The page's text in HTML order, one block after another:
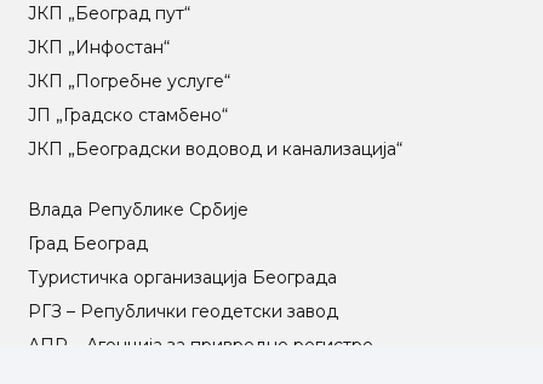
ЈКП „Београд пут“
ЈКП „Инфостан“
ЈКП „Погребне услуге“
ЈП „Градско стамбено“
ЈКП „Београдски водовод и канализација“
Влада Републике Србије
Град Београд
Туристичка организација Београда
РГЗ – Републички геодетски завод
АПР – Агенција за привредне регистре